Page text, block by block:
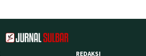
REDAKSI